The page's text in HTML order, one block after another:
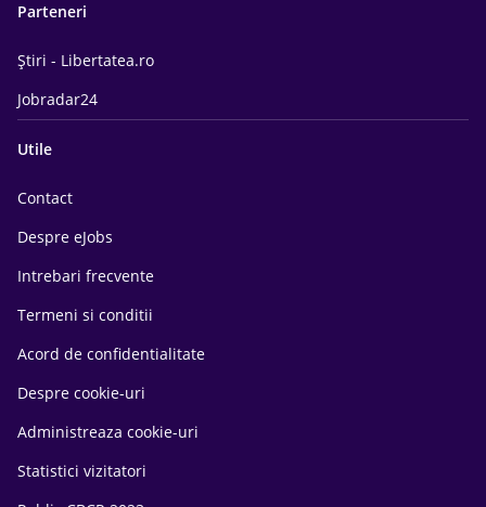
Parteneri
Știri - Libertatea.ro
Jobradar24
Utile
Contact
Despre eJobs
Intrebari frecvente
Termeni si conditii
Acord de confidentialitate
Despre cookie-uri
Administreaza cookie-uri
Statistici vizitatori